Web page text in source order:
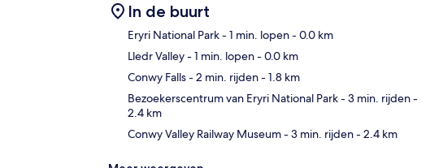
In de buurt
Eryri National Park- 1 min. lopen- 0.0 km
Lledr Valley- 1 min. lopen- 0.0 km
Conwy Falls- 2 min. rijden- 1.8 km
Bezoekerscentrum van Eryri National Park- 3 min. rijden-
2.4 km
Conwy Valley Railway Museum- 3 min. rijden- 2.4 km